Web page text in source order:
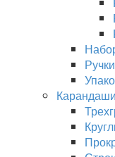
Карандаши